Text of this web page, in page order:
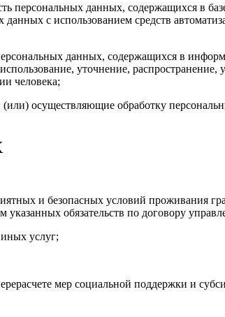
персональных данных, содержащихся в
с использованием средств
данных, содержащихся в
уточнение,
человека;
осуществляющие обработку
и безопасных условий проживания
обязательств по договору
услуг;
мер социальной поддержки и